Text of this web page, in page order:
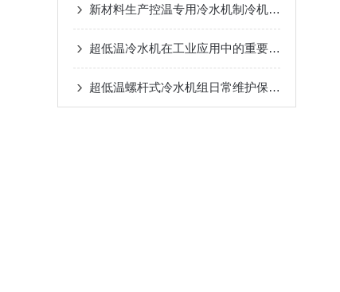
新材料生产控温专用冷水机制冷机组概述
超低温冷水机在工业应用中的重要性是什么？
超低温螺杆式冷水机组日常维护保养需要做哪些